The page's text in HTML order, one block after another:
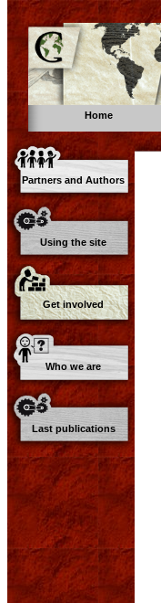
Home
Partners and Authors
Using the site
Get involved
Who we are
Last publications